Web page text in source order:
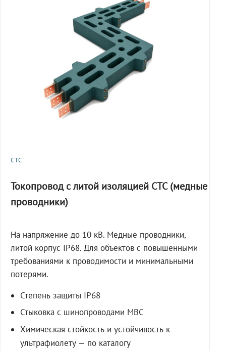
СТС
Токопровод с литой изоляцией СТС (медные
проводники)
На напряжение до 10 кВ. Медные проводники,
литой корпус IP68. Для объектов с повышенными
требованиями к проводимости и минимальными
потерями.
Степень защиты IP68
Стыковка с шинопроводами МВС
Химическая стойкость и устойчивость к
ультрафиолету — по каталогу